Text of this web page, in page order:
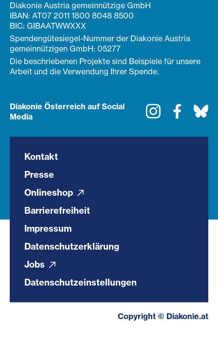
Diakonie Austria gemeinnützige GmbH
IBAN: AT07 2011 1800 8048 8500
BIC: GIBAATWWXXX
Spendengütesiegel-Nummer der Diakonie Austria
gemeinnützigen GmbH: 05277
Die beschriebenen Projekte sind Beispiele für unsere
Arbeit und die Verwendung Ihrer Spende.
Diakonie Österreich auf Social
Media
Instagram
Kontakt
Presse
Onlineshop
Barrierefreiheit
Impressum
Datenschutzerklärung
Jobs
Datenschutzeinstellungen
Copyright © Diakonie.at